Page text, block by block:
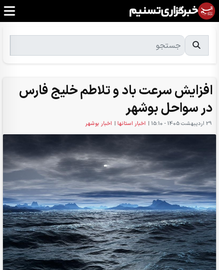
افزایش سرعت باد و تلاطم خلیج فارس
در سواحل بوشهر
29 ارديبهشت 1405 - 15:10 | اخبار استانها | اخبار بوشهر